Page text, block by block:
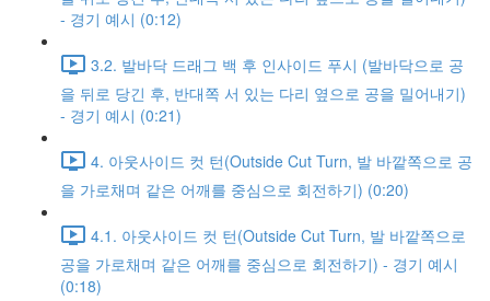
- 경기 예시 (0:12)
3.2. 발바닥 드래그 백 후 인사이드 푸시 (발바닥으로 공
을 뒤로 당긴 후, 반대쪽 서 있는 다리 옆으로 공을 밀어내기)
- 경기 예시 (0:21)
4. 아웃사이드 컷 턴(Outside Cut Turn, 발 바깥쪽으로 공
을 가로채며 같은 어깨를 중심으로 회전하기) (0:20)
4.1. 아웃사이드 컷 턴(Outside Cut Turn, 발 바깥쪽으로
공을 가로채며 같은 어깨를 중심으로 회전하기) - 경기 예시
(0:18)